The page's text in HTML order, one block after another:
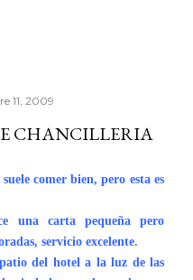
11, 2009
CHANCILLERIA
comer bien, pero esta es
una carta pequeña pero
servicio excelente.
del hotel a la luz de las